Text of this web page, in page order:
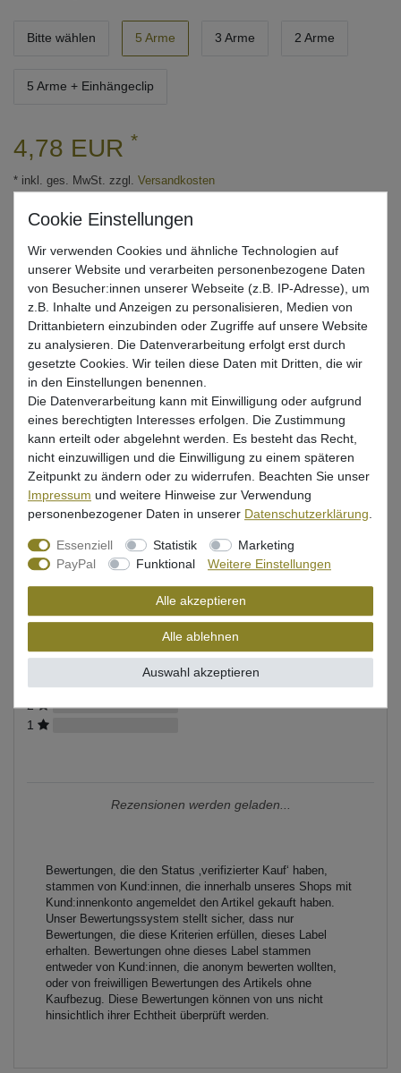
Bitte wählen 5 Arme 3 Arme 2 Arme
5 Arme + Einhängeclip
4,78 EUR *
* inkl. ges. MwSt. zzgl. Versandkosten
Lieferzeit 1-3 Tage (Deutschland); 3-7 Tage (Ausland)
Informationen zur Berechnung des Liefertermins hier
Mehr als 5 Stück verfügbar
In den Warenkorb
Wunschliste
Bewertung
Produktsicherheit
Kundenrezensionen()
3
2
1
Rezensionen werden geladen...
Bewertungen, die den Status ‚verifizierter Kauf‘ haben,
stammen von Kund:innen, die innerhalb unseres Shops mit
Kund:innenkonto angemeldet den Artikel gekauft haben.
Unser Bewertungssystem stellt sicher, dass nur
Bewertungen, die diese Kriterien erfüllen, dieses Label
erhalten. Bewertungen ohne dieses Label stammen
entweder von Kund:innen, die anonym bewerten wollten,
oder von freiwilligen Bewertungen des Artikels ohne
Kaufbezug. Diese Bewertungen können von uns nicht
hinsichtlich ihrer Echtheit überprüft werden.
Wir verwenden Cookies und ähnliche Technologien auf
unserer Website und verarbeiten personenbezogene Daten
von Besucher:innen unserer Webseite (z.B. IP-Adresse), um
z.B. Inhalte und Anzeigen zu personalisieren, Medien von
Drittanbietern einzubinden oder Zugriffe auf unsere Website
zu analysieren. Die Datenverarbeitung erfolgt erst durch
gesetzte Cookies. Wir teilen diese Daten mit Dritten, die wir
in den Einstellungen benennen.
Die Datenverarbeitung kann mit Einwilligung oder aufgrund
eines berechtigten Interesses erfolgen. Die Zustimmung
kann erteilt oder abgelehnt werden. Es besteht das Recht,
nicht einzuwilligen und die Einwilligung zu einem späteren
Zeitpunkt zu ändern oder zu widerrufen. Beachten Sie unser
Impressum und weitere Hinweise zur Verwendung
personenbezogener Daten in unserer Daten­schutz­erklärung
Essenziell Statistik
Marketing
PayPal
Funktional Weitere Einstellungen
Alle akzeptieren
Alle ablehnen
Auswahl akzeptieren